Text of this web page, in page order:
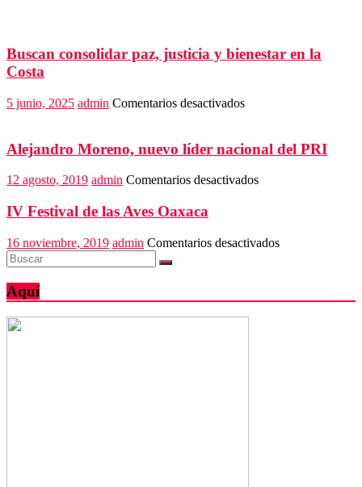
Buscan consolidar paz, justicia y bienestar en la
Costa
5 junio, 2025 admin Comentarios desactivadosen
paz,
justicia
y
Alejandro Moreno, nuevo líder nacional del PRI
12 agosto, 2019 admin Comentarios desactivadosen
líder
IV Festival de las Aves Oaxaca
16 noviembre, 2019 admin Comentarios desactivadosen
las
Aquí